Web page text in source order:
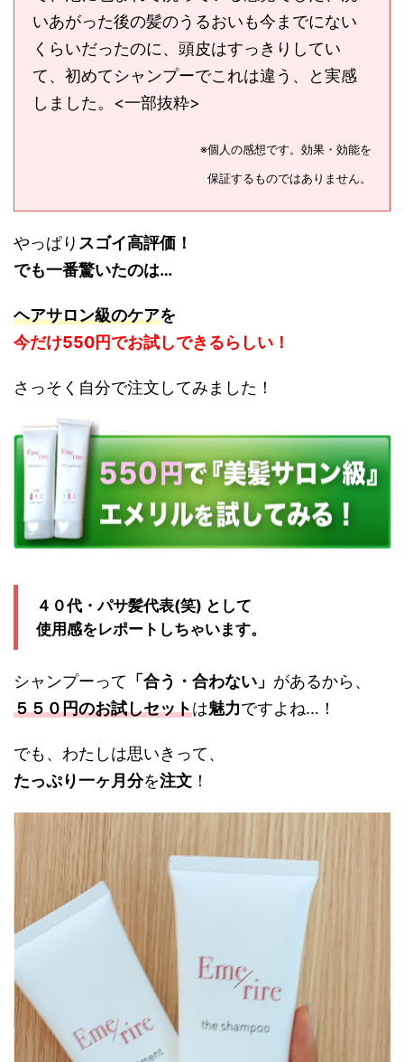
いあがった後の髪のうるおいも今までにない
くらいだったのに、頭皮はすっきりしてい
て、初めてシャンプーでこれは違う、と実感
しました。<一部抜粋>
※個人の感想です。効果・効能を
保証するものではありません。
やっぱり スゴイ高評価！
でも一番驚いたのは…
ヘアサロン級のケアを
今だけ550円でお試しできるらしい！
さっそく自分で注文してみました！
４０代・パサ髪代表(笑) として
使用感をレポートしちゃいます。
シャンプーって 「合う・合わない」 があるから、
５５０円のお試しセットは魅力ですよね…！
でも、わたしは思いきって、
たっぷり一ヶ月分を注文 ！